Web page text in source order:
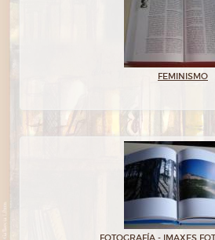
FEMINISMO
FOTOGRAFÍA - IMAXES